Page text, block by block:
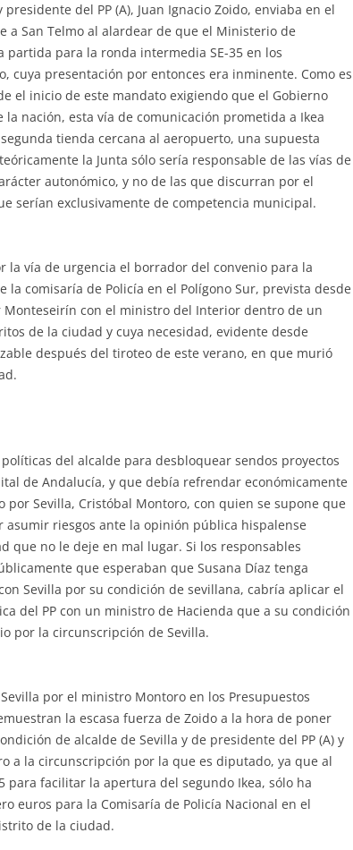
del PP (A), Juan Ignacio Zoido, enviaba en el
a San Telmo al alardear de que el Ministerio de
partida para la ronda intermedia SE-35 en los
cuya presentación por entonces era inminente. Como es
el inicio de este mandato exigiendo que el Gobierno
nación, esta vía de comunicación prometida a Ikea
tienda cercana al aeropuerto, una supuesta
la Junta sólo sería responsable de las vías de
autonómico, y no de las que discurran por el
serían exclusivamente de competencia municipal.
la vía de urgencia el borrador del convenio para la
comisaría de Policía en el Polígono Sur, prevista desde
Monteseirín con el ministro del Interior dentro de un
de la ciudad y cuya necesidad, evidente desde
después del tiroteo de este verano, en que murió
del alcalde para desbloquear sendos proyectos
de Andalucía, y que debía refrendar económicamente
Sevilla, Cristóbal Montoro, con quien se supone que
riesgos ante la opinión pública hispalense
que no le deje en mal lugar. Si los responsables
que esperaban que Susana Díaz tenga
Sevilla por su condición de sevillana, cabría aplicar el
del PP con un ministro de Hacienda que a su condición
por la circunscripción de Sevilla.
por el ministro Montoro en los Presupuestos
la escasa fuerza de Zoido a la hora de poner
de alcalde de Sevilla y de presidente del PP (A) y
a la circunscripción por la que es diputado, ya que al
para facilitar la apertura del segundo Ikea, sólo ha
euros para la Comisaría de Policía Nacional en el
de la ciudad.